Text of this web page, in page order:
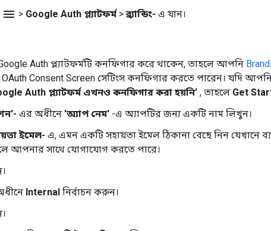
menu > Google Auth প্ল্যাটফর্ম > ব্র্যান্ডিং- এ যান।
Auth প্ল্যাটফর্মটি কনফিগার করে থাকেন, তাহলে আপনি
OAuth Consent Screen সেটিংস কনফিগার করতে পারেন। যদি
Auth প্ল্যাটফর্ম এখনও কনফিগার করা হয়নি’ , তাহলে Get
এর অধীনে 'অ্যাপ নেম' -এ অ্যাপটির জন্য একটি নাম লিখুন।
ইমেল- এ, এমন একটি সহায়তা ইমেল ঠিকানা বেছে নিন যেখানে
আপনার সাথে যোগাযোগ করতে পারে।
Internal নির্বাচন করুন।